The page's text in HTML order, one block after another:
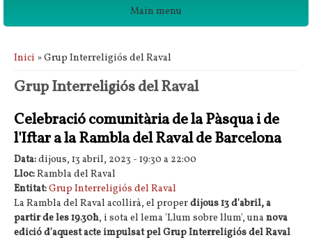
Main menu
Esteu aquí
Inici » Grup Interreligiós del Raval
Grup Interreligiós del Raval
Celebració comunitària de la Pàsqua i de
l'Iftar a la Rambla del Raval de Barcelona
Data:dijous, 13 abril, 2023 - 19:30 a 22:00
Lloc:Rambla del Raval
Entitat:Grup Interreligiós del Raval
La Rambla del Raval acollirà, el properdijous 13 d'abril, a
partir de les 19.30h, i sota el lema 'Llum sobre llum', una nova
edició d'aquest acte impulsat pel Grup Interreligiós del Raval